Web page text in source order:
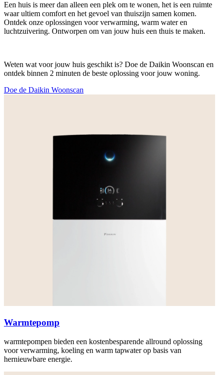
Een huis is meer dan alleen een plek om te wonen, het is een ruimte
waar ultiem comfort en het gevoel van thuiszijn samen komen.
Ontdek onze oplossingen voor verwarming, warm water en
luchtzuivering. Ontworpen om van jouw huis een thuis te maken.
Weten wat voor jouw huis geschikt is? Doe de Daikin Woonscan en
ontdek binnen 2 minuten de beste oplossing voor jouw woning.
Doe de Daikin Woonscan
Warmtepomp
warmtepompen bieden een kostenbesparende allround oplossing
voor verwarming, koeling en warm tapwater op basis van
hernieuwbare energie.